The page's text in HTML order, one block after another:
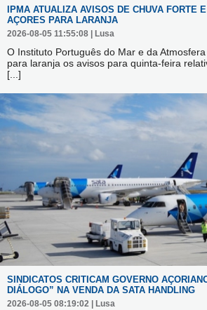
IPMA ATUALIZA AVISOS DE CHUVA FORTE
AÇORES PARA LARANJA
2026-08-05 11:55:08 | Lusa
O Instituto Português do Mar e da
para laranja os avisos para quinta-feira
[...]
SINDICATOS CRITICAM GOVERNO
DIÁLOGO” NA VENDA DA SATA HANDLING
2026-08-05 08:19:02 | Lusa